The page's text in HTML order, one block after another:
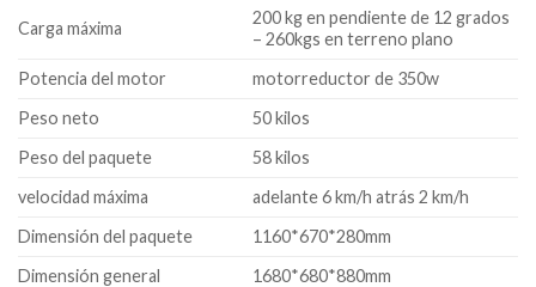
Carga máxima
200 kg en pendiente de 12 grados
– 260kgs en terreno plano
Potencia del motor
motorreductor de 350w
Peso neto
50 kilos
Peso del paquete
58 kilos
velocidad máxima
adelante 6 km/h atrás 2 km/h
Dimensión del paquete
1160*670*280mm
Dimensión general
1680*680*880mm